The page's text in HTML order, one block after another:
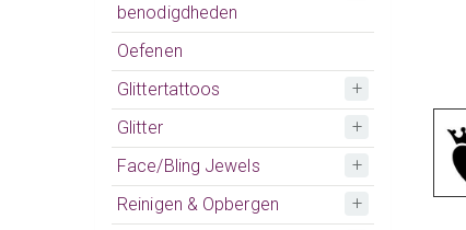
benodigdheden
Oefenen
Glittertattoos
Glitter
Face/Bling Jewels
Reinigen & Opbergen